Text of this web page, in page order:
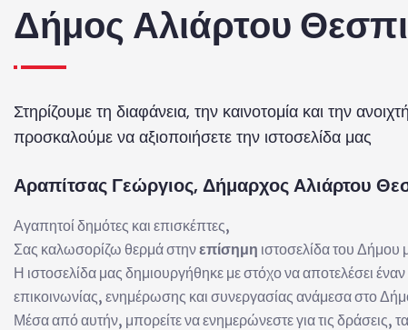
Δήμος Αλιάρτου
Στηρίζουμε τη διαφάνεια, την καινοτομία και την
προσκαλούμε να αξιοποιήσετε την ιστοσελίδα μας
Αραπίτσας Γεώργιος, Δήμαρχος Aλιάρτου
Αγαπητοί δημότες και επισκέπτες,
Σας καλωσορίζω θερμά στηνεπίσημη ιστοσελίδα του Δήμου
Η ιστοσελίδα μας δημιουργήθηκε με στόχο να αποτελέσει
επικοινωνίας, ενημέρωσης και συνεργασίας ανάμεσα στο
Μέσα από αυτήν, μπορείτε να ενημερώνεστε για τις δράσεις, τα